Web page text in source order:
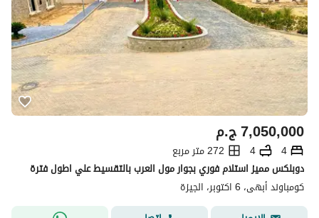
ج.م7,050,000
4
4
272 متر مربع
دوبلكس مميز استلام فوري بجوار مول العرب بالتقسيط علي اطول فترة
كومباوند أبهى، 6 اكتوبر، الجيزة